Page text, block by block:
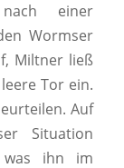
einer
Wormser
Miltner ließ
Tor ein.
Auf
Situation
was ihn im